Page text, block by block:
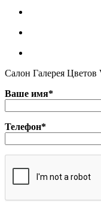
Салон Галерея
Ваше имя*
Телефон*